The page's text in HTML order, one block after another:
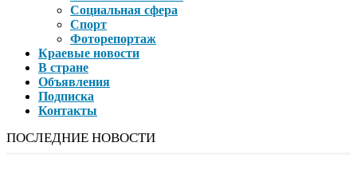
Социальная сфера
Спорт
Фоторепортаж
Краевые новости
В стране
Объявления
Подписка
Контакты
ПОСЛЕДНИЕ НОВОСТИ